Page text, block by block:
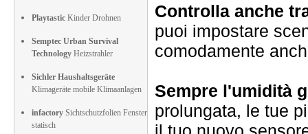
Playtastic Kinder Drohnen
Semptec Urban Survival
Technology Heizstrahler
Sichler Haushaltsgeräte
Klimageräte mobile Klimaanlagen
infactory Sichtschutzfolien Fenster
statisch
Controlla anche
puoi impostare
comodamente
Sempre l'umidità
prolungata, le tue